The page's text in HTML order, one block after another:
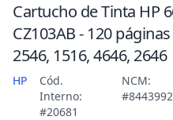
Cartucho de Tinta HP
CZ103AB - 120
2546, 1516, 4646, 2646
HP
Cód.
Interno:
#20681
NCM: